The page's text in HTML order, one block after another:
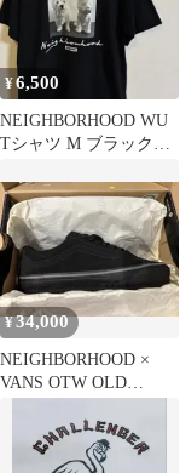
¥6,500
NEIGHBORHOOD WU
Tシャツ M ブラック
¥34,000
NEIGHBORHOOD ×
VANS OTW OLD